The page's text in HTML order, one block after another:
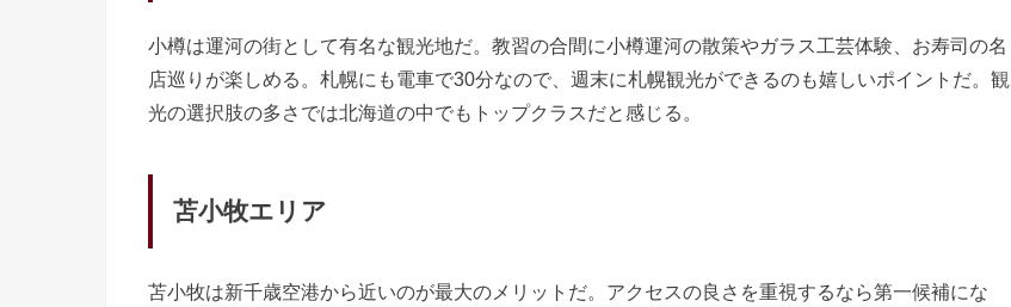
小樽は運河の街として有名な観光地だ。教習の合間に小樽運河の散策やガラス工芸体験、お寿司の名
店巡りが楽しめる。札幌にも電車で30分なので、週末に札幌観光ができるのも嬉しいポイントだ。観
光の選択肢の多さでは北海道の中でもトップクラスだと感じる。
苫小牧エリア
苫小牧は新千歳空港から近いのが最大のメリットだ。アクセスの良さを重視するなら第一候補にな